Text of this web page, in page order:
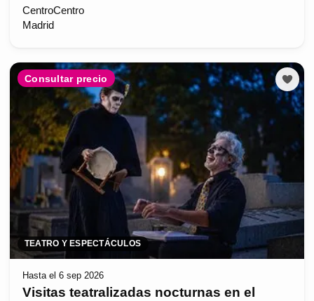
CentroCentro
Madrid
Consultar precio
TEATRO Y ESPECTÁCULOS
Hasta el 6 sep 2026
Visitas teatralizadas nocturnas en el